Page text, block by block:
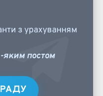
з урахуванням
яким постом